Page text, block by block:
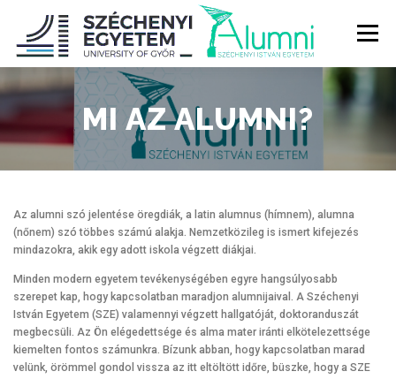
tartalomhoz
Menü
RÓLUNK ALUMNI KÖZÖSSÉG MÉDIA
SZOLGÁLTATÁSOK ÉVFOLYAMOK
MI AZ ALUMNI?
Az alumni szó jelentése öregdiák, a latin alumnus (hímnem), alumna
(nőnem) szó többes számú alakja. Nemzetközileg is ismert kifejezés
mindazokra, akik egy adott iskola végzett diákjai.
Minden modern egyetem tevékenységében egyre hangsúlyosabb
szerepet kap, hogy kapcsolatban maradjon alumnijaival. A Széchenyi
István Egyetem (SZE) valamennyi végzett hallgatóját, doktoranduszát
megbecsüli. Az Ön elégedettsége és alma mater iránti elkötelezettsége
kiemelten fontos számunkra. Bízunk abban, hogy kapcsolatban marad
velünk, örömmel gondol vissza az itt eltöltött időre, büszke, hogy a SZE